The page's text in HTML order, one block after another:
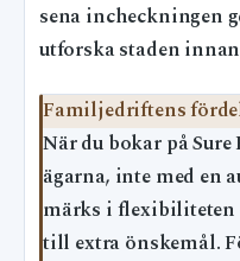
sena incheckningen
utforska staden
Familjedriftens
När du bokar på
ägarna, inte med en
märks i flexibiliteten
till extra önskemål.